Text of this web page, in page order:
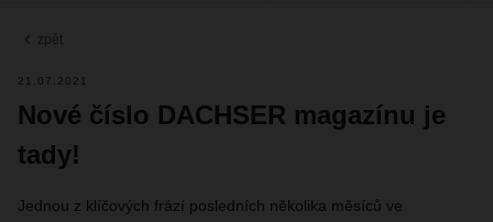
zpět
21.07.2021
Nové číslo DACHSER magazínu je
tady!
Jednou z klíčových frází posledních několika měsíců ve